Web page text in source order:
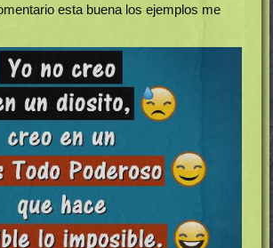
esta buena los ejemplos me